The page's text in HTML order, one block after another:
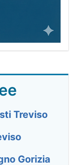
Treviso
Gorizia